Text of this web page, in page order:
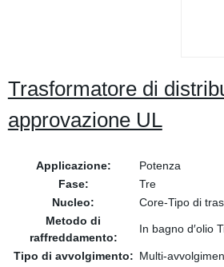
Trasformatore di
approvazione UL
Applicazione:
Potenza
Fase:
Tre
Nucleo:
Core-Tipo di
Metodo di
raffreddamento:
In bagno d′olio
Tipo di avvolgimento: Multi-